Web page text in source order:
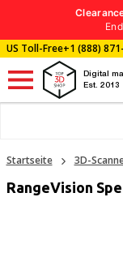
US Toll-Free+1 (888)
Digital
Est. 2013
Startseite 3D-
RangeVision